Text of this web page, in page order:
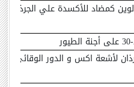
كمضاد للأكسدة علي الجرذان
لأشعة اكس و الدور الوقائي